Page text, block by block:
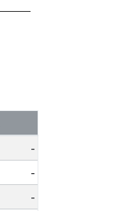
-
-
-